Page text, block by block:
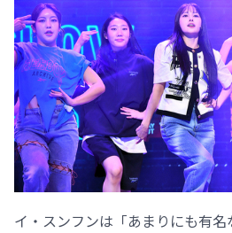
イ・スンフンは「あまりにも有